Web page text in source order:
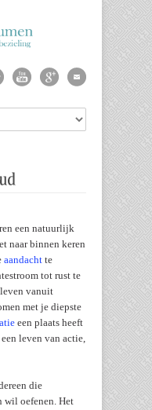
een natuurlijk
naar binnen keren
aandacht te
tot rust te
vanuit
met je diepste
een plaats heeft
leven van actie,
die
wil oefenen. Het